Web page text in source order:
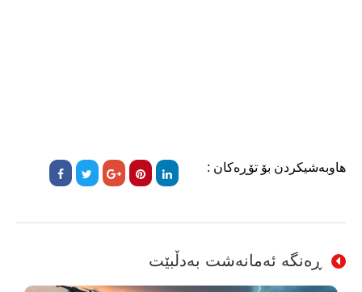
هاوبەشیکردن بۆ تۆڕەکان :
ڕەنگە ئەمانەشت بەدڵبێت